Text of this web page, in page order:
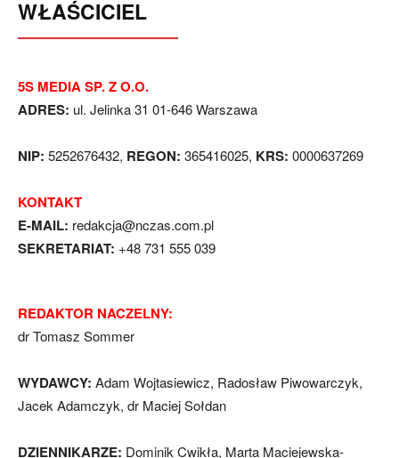
WŁAŚCICIEL
5S MEDIA SP. Z O.O.
ADRES: ul. Jelinka 31 01-646 Warszawa
NIP: 5252676432, REGON: 365416025, KRS: 0000637269
KONTAKT
E-MAIL: redakcja@nczas.com.pl
SEKRETARIAT: +48 731 555 039
REDAKTOR NACZELNY:
dr Tomasz Sommer
WYDAWCY: Adam Wojtasiewicz, Radosław Piwowarczyk,
Jacek Adamczyk, dr Maciej Sołdan
DZIENNIKARZE: Dominik Cwikła, Marta Maciejewska-